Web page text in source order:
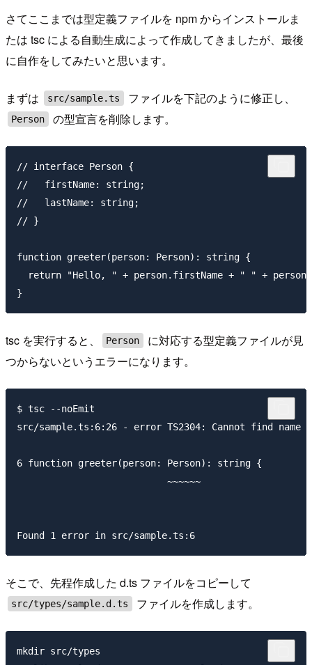
さてここまでは型定義ファイルを npm からインストールま
たは tsc による自動生成によって作成してきましたが、最後
に自作をしてみたいと思います。
まずは src/sample.ts ファイルを下記のように修正し、
Person の型宣言を削除します。
// interface Person {
//   firstName: string;
//   lastName: string;
// }
function greeter(person: Person): string {
return "Hello, " + person.firstName + " " +
tsc を実行すると、 Person
に対応する型定義ファイルが見
つからないというエラーになります。
$ tsc --noEmit
src/sample.ts:6:26 - error TS2304: Cannot find name
6 function greeter(person: Person): string {
                           ~~~~~~
そこで、先程作成した d.ts ファイルをコピーして
src/types/sample.d.ts ファイルを作成します。
mkdir src/types